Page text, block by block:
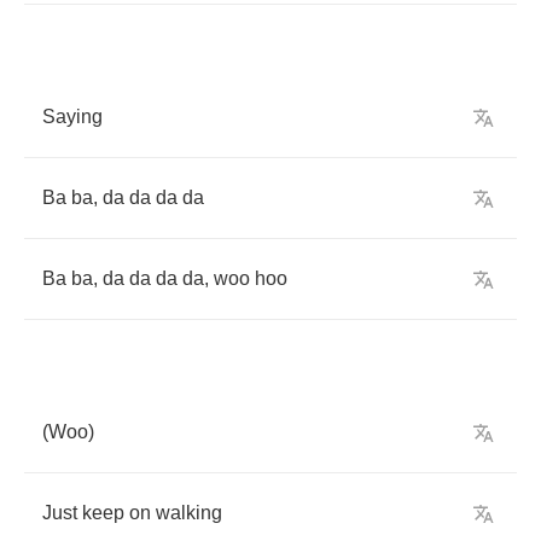
Saying
Ba ba, da da da da
Ba ba, da da da da, woo hoo
(Woo)
Just keep on walking